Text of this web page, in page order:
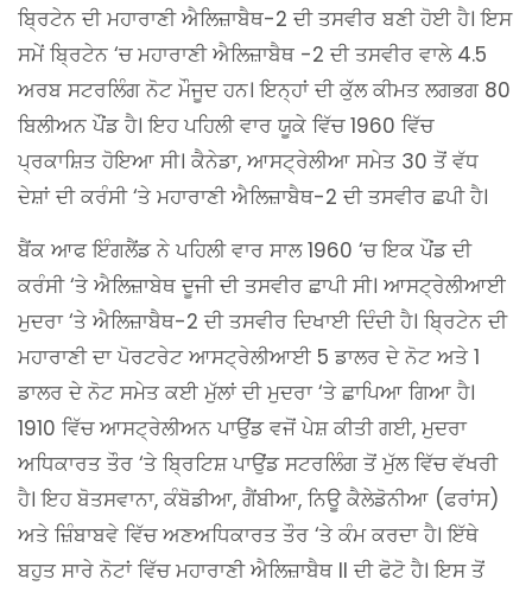
ਬ੍ਰਿਟੇਨ ਦੀ ਮਹਾਰਾਣੀ ਐਲਿਜ਼ਾਬੈਥ-2 ਦੀ ਤਸਵੀਰ ਬਣੀ ਹੋਈ ਹੈ। ਇਸ
ਸਮੇਂ ਬ੍ਰਿਟੇਨ ‘ਚ ਮਹਾਰਾਣੀ ਐਲਿਜ਼ਾਬੈਥ -2 ਦੀ ਤਸਵੀਰ ਵਾਲੇ 4.5
ਅਰਬ ਸਟਰਲਿੰਗ ਨੋਟ ਮੌਜੂਦ ਹਨ। ਇਨ੍ਹਾਂ ਦੀ ਕੁੱਲ ਕੀਮਤ ਲਗਭਗ 80
ਬਿਲੀਅਨ ਪੌਂਡ ਹੈ। ਇਹ ਪਹਿਲੀ ਵਾਰ ਯੂਕੇ ਵਿੱਚ 1960 ਵਿੱਚ
ਪ੍ਰਕਾਸ਼ਿਤ ਹੋਇਆ ਸੀ। ਕੈਨੇਡਾ, ਆਸਟ੍ਰੇਲੀਆ ਸਮੇਤ 30 ਤੋਂ ਵੱਧ
ਦੇਸ਼ਾਂ ਦੀ ਕਰੰਸੀ ‘ਤੇ ਮਹਾਰਾਣੀ ਐਲਿਜ਼ਾਬੈਥ-2 ਦੀ ਤਸਵੀਰ ਛਪੀ ਹੈ।
ਬੈਂਕ ਆਫ ਇੰਗਲੈਂਡ ਨੇ ਪਹਿਲੀ ਵਾਰ ਸਾਲ 1960 ‘ਚ ਇਕ ਪੌਂਡ ਦੀ
ਕਰੰਸੀ ‘ਤੇ ਐਲਿਜ਼ਾਬੇਥ ਦੂਜੀ ਦੀ ਤਸਵੀਰ ਛਾਪੀ ਸੀ। ਆਸਟ੍ਰੇਲੀਆਈ
ਮੁਦਰਾ ‘ਤੇ ਐਲਿਜ਼ਾਬੈਥ-2 ਦੀ ਤਸਵੀਰ ਦਿਖਾਈ ਦਿੰਦੀ ਹੈ। ਬ੍ਰਿਟੇਨ ਦੀ
ਮਹਾਰਾਣੀ ਦਾ ਪੋਰਟਰੇਟ ਆਸਟ੍ਰੇਲੀਆਈ 5 ਡਾਲਰ ਦੇ ਨੋਟ ਅਤੇ 1
ਡਾਲਰ ਦੇ ਨੋਟ ਸਮੇਤ ਕਈ ਮੁੱਲਾਂ ਦੀ ਮੁਦਰਾ ‘ਤੇ ਛਾਪਿਆ ਗਿਆ ਹੈ।
1910 ਵਿੱਚ ਆਸਟ੍ਰੇਲੀਅਨ ਪਾਉਂਡ ਵਜੋਂ ਪੇਸ਼ ਕੀਤੀ ਗਈ, ਮੁਦਰਾ
ਅਧਿਕਾਰਤ ਤੌਰ ‘ਤੇ ਬ੍ਰਿਟਿਸ਼ ਪਾਉਂਡ ਸਟਰਲਿੰਗ ਤੋਂ ਮੁੱਲ ਵਿੱਚ ਵੱਖਰੀ
ਹੈ। ਇਹ ਬੋਤਸਵਾਨਾ, ਕੰਬੋਡੀਆ, ਗੈਂਬੀਆ, ਨਿਊ ਕੈਲੇਡੋਨੀਆ (ਫਰਾਂਸ)
ਅਤੇ ਜ਼ਿੰਬਾਬਵੇ ਵਿੱਚ ਅਣਅਧਿਕਾਰਤ ਤੌਰ ‘ਤੇ ਕੰਮ ਕਰਦਾ ਹੈ। ਇੱਥੇ
ਬਹੁਤ ਸਾਰੇ ਨੋਟਾਂ ਵਿੱਚ ਮਹਾਰਾਣੀ ਐਲਿਜ਼ਾਬੈਥ II ਦੀ ਫੋਟੋ ਹੈ। ਇਸ ਤੋਂ